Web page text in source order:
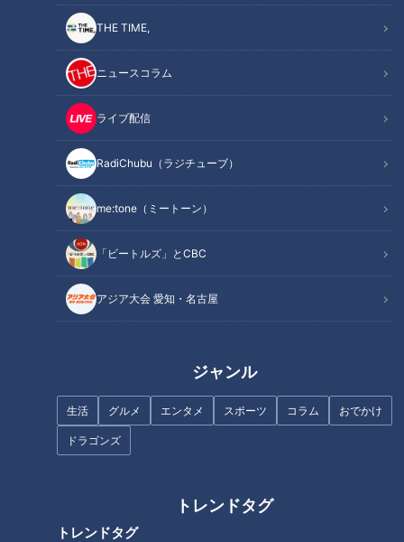
THE TIME,
ニュースコラム
ライブ配信
RadiChubu（ラジチューブ）
me:tone（ミートーン）
「ビートルズ」とCBC
アジア大会 愛知・名古屋
ジャンル
生活 グルメ エンタメ スポーツ コラム おでかけ
ドラゴンズ
トレンドタグ
トレンドタグ
そのほかの推しフォト